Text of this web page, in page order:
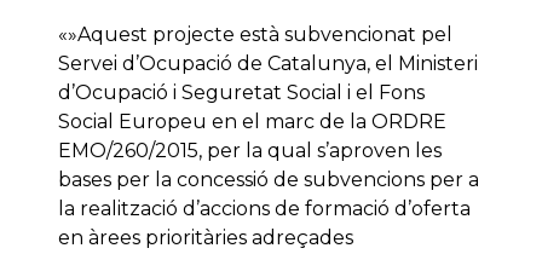
«»Aquest projecte està subvencionat pel
Servei d’Ocupació de Catalunya, el Ministeri
d’Ocupació i Seguretat Social i el Fons
Social Europeu en el marc de la ORDRE
EMO/260/2015, per la qual s’aproven les
bases per la concessió de subvencions per a
la realització d’accions de formació d’oferta
en àrees prioritàries adreçades